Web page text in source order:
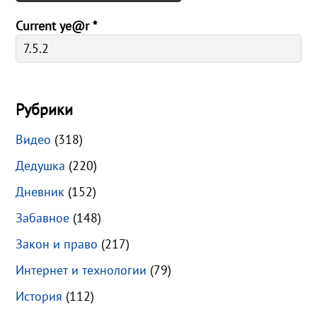
Current ye@r*
Рубрики
Видео (318)
Дедушка (220)
Дневник (152)
Забавное (148)
Закон и право (217)
Интернет и технологии (79)
История (112)